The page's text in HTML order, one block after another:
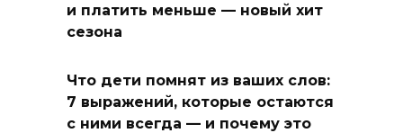
и платить меньше — новый хит
сезона
Что дети помнят из ваших слов:
7 выражений, которые остаются
с ними всегда — и почему это